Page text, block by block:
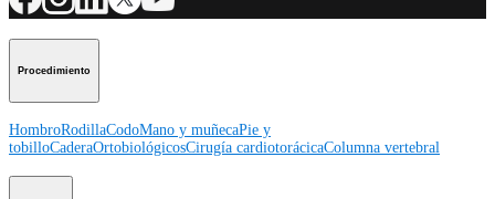
Procedimiento
HombroRodillaCodoMano y muñecaPie y
tobilloCaderaOrtobiológicosCirugía cardiotorácicaColumna vertebral